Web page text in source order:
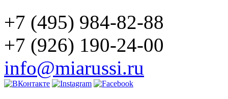
+7 (495) 984-82-88
+7 (926) 190-24-00
info@miarussi.ru